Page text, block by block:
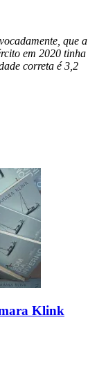
que a
em 2020 tinha
correta é 3,2
Klink